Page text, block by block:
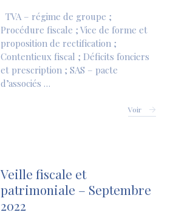
TVA – régime de groupe ;
Procédure fiscale ; Vice de forme et
proposition de rectification ;
Contentieux fiscal ; Déficits fonciers
et prescription ; SAS – pacte
d’associés …
Voir
Veille fiscale et
patrimoniale – Septembre
2022